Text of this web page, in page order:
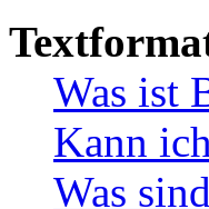
Was ist
Kann
Was